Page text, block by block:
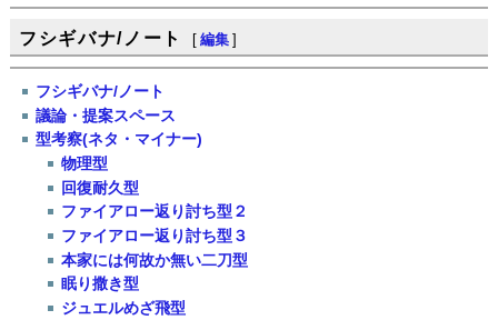
フシギバナ/ノート [ 編集 ]
フシギバナ/ノート
議論・提案スペース
型考察(ネタ・マイナー)
物理型
回復耐久型
ファイアロー返り討ち型２
ファイアロー返り討ち型３
本家には何故か無い二刀型
眠り撒き型
ジュエルめざ飛型